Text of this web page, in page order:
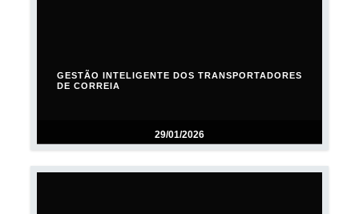
29/01/2026
GESTÃO INTELIGENTE DOS TRANSPORTADORES
DE CORREIA